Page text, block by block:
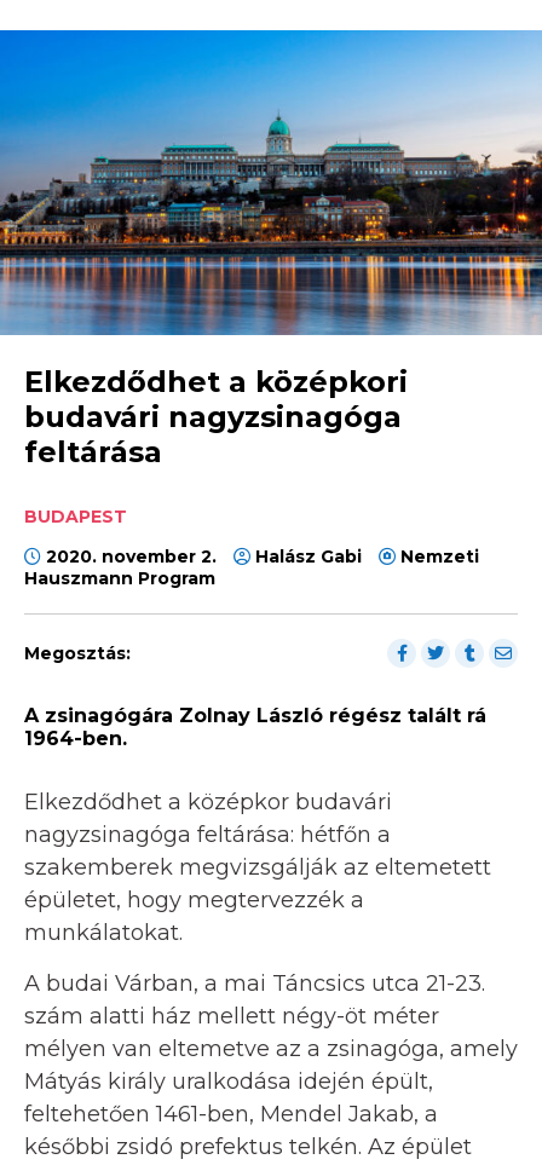
Elkezdődhet a középkori
budavári nagyzsinagóga
feltárása
BUDAPEST
2020. november 2.
Halász Gabi
Nemzeti
Hauszmann Program
Megosztás:
A zsinagógára Zolnay László régész talált rá
1964-ben.
Elkezdődhet a középkor budavári
nagyzsinagóga feltárása: hétfőn a
szakemberek megvizsgálják az eltemetett
épületet, hogy megtervezzék a
munkálatokat.
A budai Várban, a mai Táncsics utca 21-23.
szám alatti ház mellett négy-öt méter
mélyen van eltemetve az a zsinagóga, amely
Mátyás király uralkodása idején épült,
feltehetően 1461-ben, Mendel Jakab, a
későbbi zsidó prefektus telkén. Az épület